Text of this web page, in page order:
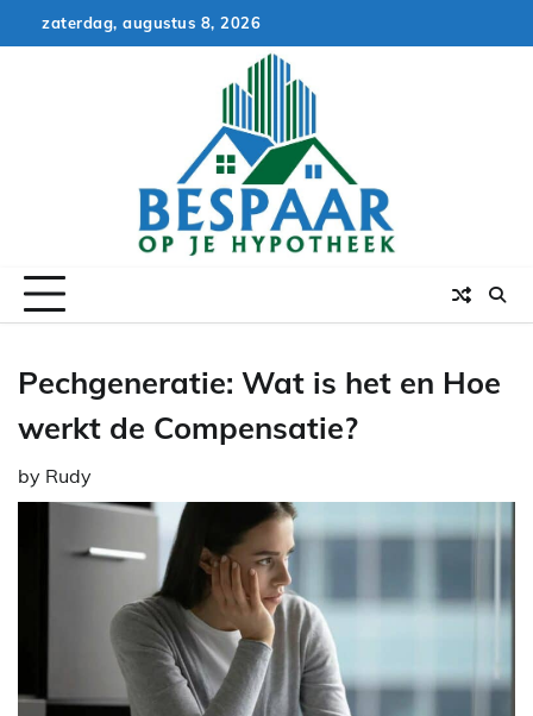
to
zaterdag, augustus 8, 2026
Pechgeneratie: Wat is het en Hoe
werkt de Compensatie?
by Rudy